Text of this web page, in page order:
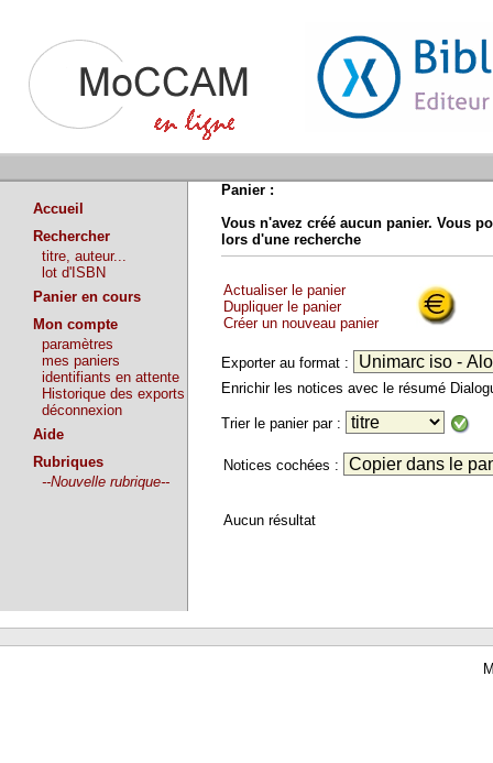
Accueil
Rechercher
titre, auteur...
lot d'ISBN
Panier en cours
Mon compte
paramètres
mes paniers
identifiants en attente
Historique des exports
déconnexion
Aide
Rubriques
--Nouvelle rubrique--
Panier :
Vous n'avez créé aucun panier. Vous
lors d'une recherche
Actualiser le panier
Dupliquer le panier
Créer un nouveau panier
Exporter au format :
Enrichir les notices avec le résumé
Trier le panier par :
Notices cochées :
Aucun résultat